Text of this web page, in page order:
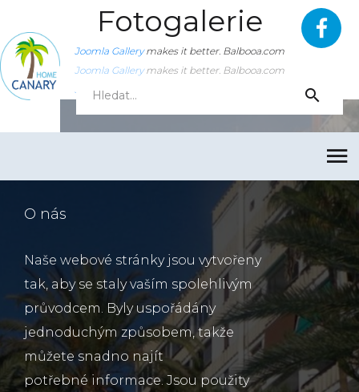
Fotogalerie
Joomla Gallerymakes it better. Balbooa.com
Joomla Gallerymakes it better. Balbooa.com
Joomla Gallery
O nás
Naše webové stránky jsou vytvořeny
tak, aby se staly vaším spolehlivým
průvodcem. Byly uspořádány
jednoduchým způsobem, takže
můžete snadno najít
potřebné informace. Jsou použity